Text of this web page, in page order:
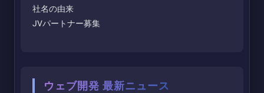
社名の由来
JVパートナー募集
ウェブ開発 最新ニュース